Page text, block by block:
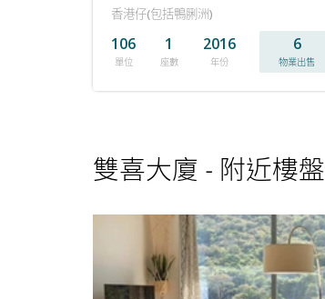
香港仔(包括鴨脷洲)
106
單位
1
座數
2016
年份
6
物業出售
雙喜大廈 - 附近樓盤